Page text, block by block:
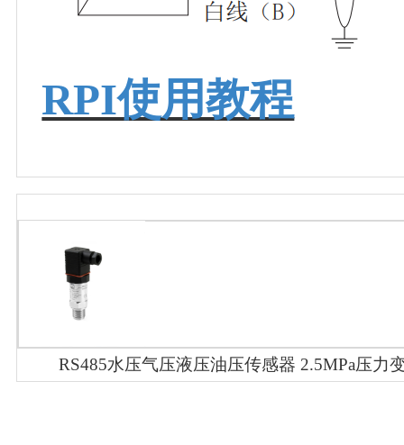
RPI使用教程
RS485水压气压液压油压传感器 2.5MPa压力